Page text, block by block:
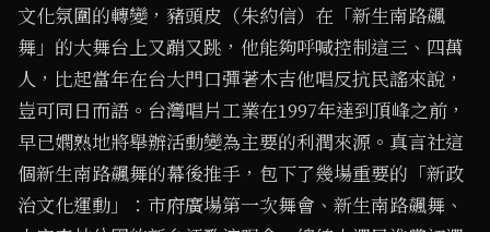
文化氛圍的轉變，豬頭皮（朱約信）在「新生南路飆
舞」的大舞台上又蹦又跳，他能夠呼喊控制這三、四萬
人，比起當年在台大門口彈著木吉他唱反抗民謠來說，
豈可同日而語。台灣唱片工業在1997年達到頂峰之前，
早已嫻熟地將舉辦活動變為主要的利潤來源。真言社這
個新生南路飆舞的幕後推手，包下了幾場重要的「新政
治文化運動」：市府廣場第一次舞會、新生南路飆舞、